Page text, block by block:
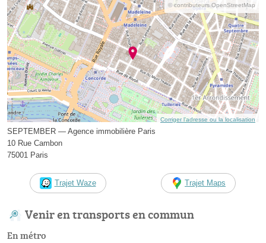
© contributeurs OpenStreetMap
Corriger l’adresse ou la localisation
SEPTEMBER — Agence immobilière Paris
10 Rue Cambon
75001 Paris
Trajet Waze Trajet Maps
Venir en transports en commun
En métro